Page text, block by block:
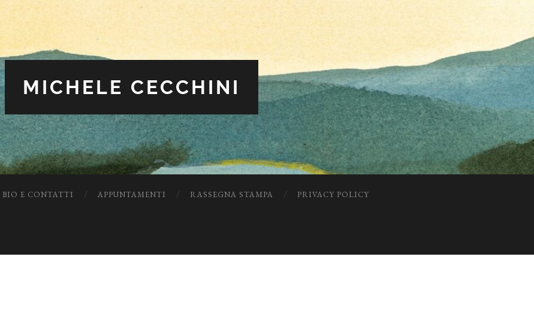
MICHELE CECCHINI
BIO E CONTATTI APPUNTAMENTI RASSEGNA STAMPA PRIVACY POLICY